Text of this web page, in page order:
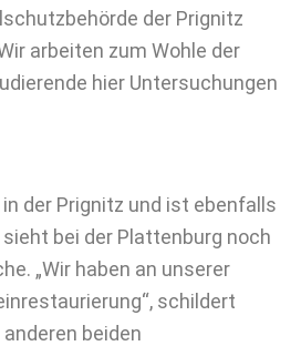
der Prignitz
arbeiten zum Wohle der
hier Untersuchungen
der Prignitz und ist ebenfalls
bei der Plattenburg noch
„Wir haben an unserer
schildert
beiden